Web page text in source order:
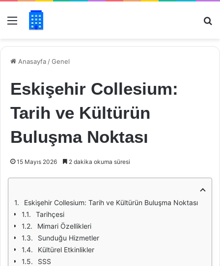
Menü
Anasayfa /Genel
Eskişehir Collesium:
Tarih ve Kültürün
Buluşma Noktası
15 Mayıs 2026 2 dakika okuma süresi
Eskişehir Collesium: Tarih ve Kültürün Buluşma Noktası
Tarihçesi
Mimari Özellikleri
Sunduğu Hizmetler
Kültürel Etkinlikler
SSS